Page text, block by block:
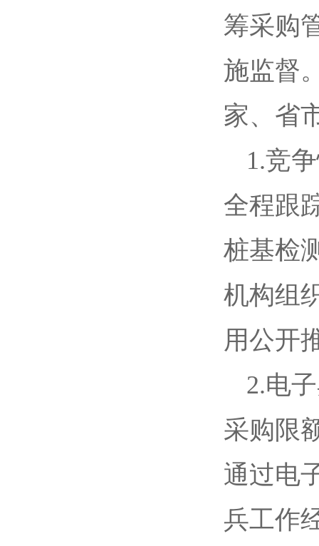
筹采购
施监督
家、省
1.竞
全程跟
桩基检
机构组
用公开
2.电
采购限
通过电
兵工作